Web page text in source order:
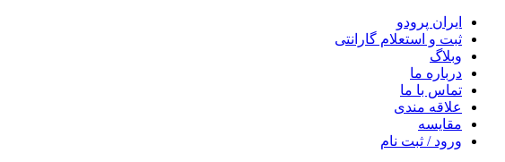
ایران پرودو
ثبت و استعلام گارانتی
وبلاگ
درباره ما
تماس با ما
علاقه مندی
مقایسه
ورود / ثبت نام